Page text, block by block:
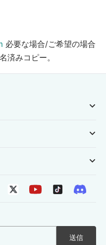
必要な場合/ご希望の場合
済みコピー。
送信